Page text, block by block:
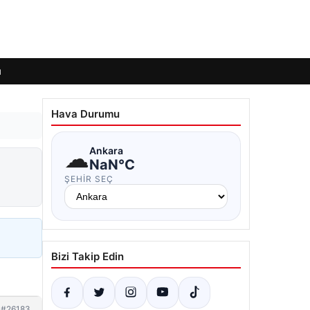
Hava Durumu
☁Ankara
NaN°C
ŞEHIR SEÇ
Bizi Takip Edin